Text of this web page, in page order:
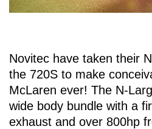
Novitec have taken their
the 720S to make
McLaren ever! The N-
wide body bundle with a
exhaust and over 800hp